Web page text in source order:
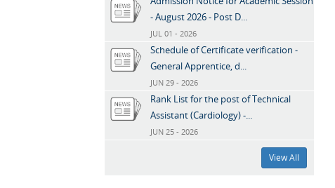
- August 2026 - Post D...
JUL 01 - 2026
Schedule of Certificate verification -
General Apprentice, d...
JUN 29 - 2026
Rank List for the post of Technical
Assistant (Cardiology) -...
JUN 25 - 2026
View All